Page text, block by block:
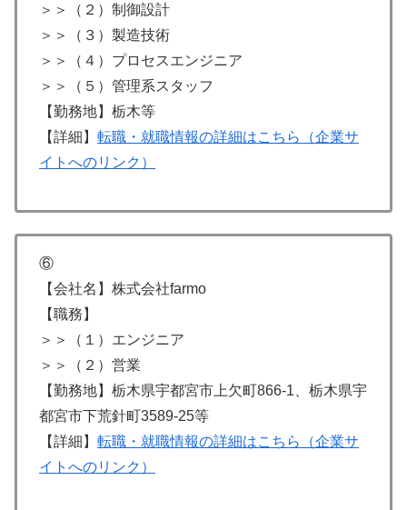
＞＞（２）制御設計
＞＞（３）製造技術
＞＞（４）プロセスエンジニア
＞＞（５）管理系スタッフ
【勤務地】栃木等
【詳細】 転職・就職情報の詳細はこちら（企業サ
イトへのリンク）
⑥
【会社名】株式会社farmo
【職務】
＞＞（１）エンジニア
＞＞（２）営業
【勤務地】栃木県宇都宮市上欠町866-1、栃木県宇
都宮市下荒針町3589‐25等
【詳細】 転職・就職情報の詳細はこちら（企業サ
イトへのリンク）